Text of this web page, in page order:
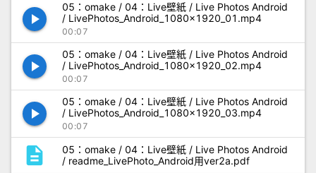
play_arrow
05：omake / 04：Live壁紙 / Live Photos Android
/ LivePhotos_Android_1080x1920_01.mp4
00:07
play_arrow
05：omake / 04：Live壁紙 / Live Photos Android
/ LivePhotos_Android_1080x1920_02.mp4
00:07
play_arrow
05：omake / 04：Live壁紙 / Live Photos Android
/ LivePhotos_Android_1080x1920_03.mp4
00:07
description
05：omake / 04：Live壁紙 / Live Photos Android
/ readme_LivePhoto_Android用ver2a.pdf